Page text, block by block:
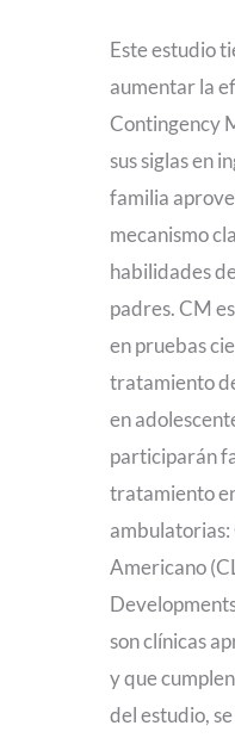
Este estudio
aumentar la
Contingency
sus siglas en
familia
mecanismo
habilidades
padres. CM
en pruebas
tratamiento
en
participarán
tratamiento
Americano
son clínicas
y que
del estudio,